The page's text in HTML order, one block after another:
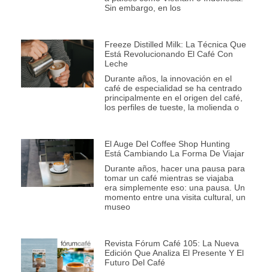
Sin embargo, en los
Freeze Distilled Milk: La Técnica Que
Está Revolucionando El Café Con
Leche
Durante años, la innovación en el
café de especialidad se ha centrado
principalmente en el origen del café,
los perfiles de tueste, la molienda o
El Auge Del Coffee Shop Hunting
Está Cambiando La Forma De Viajar
Durante años, hacer una pausa para
tomar un café mientras se viajaba
era simplemente eso: una pausa. Un
momento entre una visita cultural, un
museo
Revista Fórum Café 105: La Nueva
Edición Que Analiza El Presente Y El
Futuro Del Café